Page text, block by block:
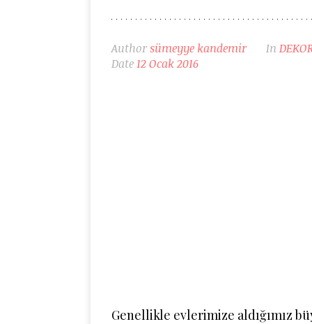
Authorsümeyye kandemir In
Date12 Ocak 2016
Genellikle evlerimize aldığımız